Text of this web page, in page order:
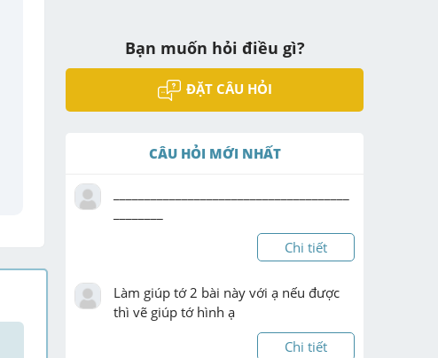
Bạn muốn hỏi điều gì?
ĐẶT CÂU HỎI
CÂU HỎI MỚI NHẤT
Chi tiết
Làm giúp tớ 2 bài này với ạ nếu được
thì vẽ giúp tớ hình ạ
Chi tiết